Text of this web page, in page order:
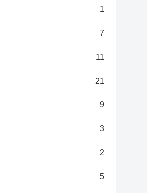
1
7
11
21
9
3
2
5